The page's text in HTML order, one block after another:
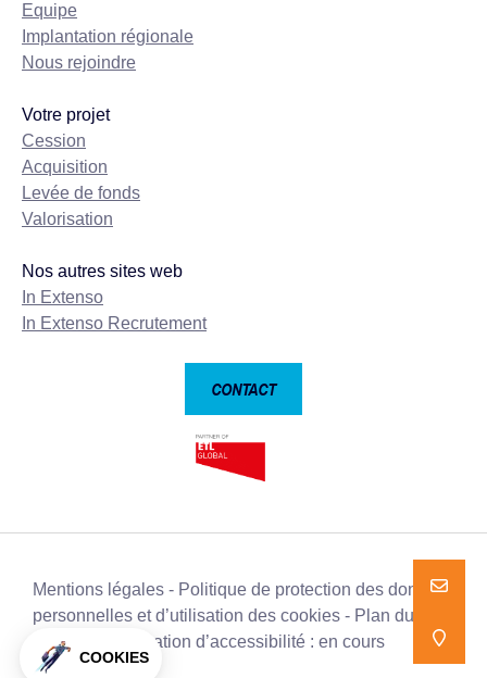
NOUS
NOUS
NOUS
NOUS
Equipe
Implantation régionale
Nous rejoindre
Votre projet
Cession
Acquisition
Levée de fonds
Valorisation
Nos autres sites web
In Extenso
In Extenso Recrutement
CONTACT
Mentions légales
Politique de protection des données
personnelles et d’utilisation des cookies
Plan du site
Déclaration d’accessibilité : en cours
COOKIES